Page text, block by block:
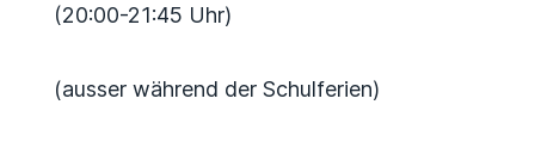
(20:00-21:45 Uhr)
(ausser während der Schulferien)